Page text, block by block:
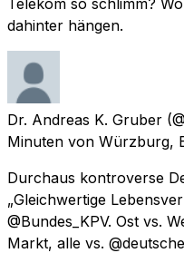
dahinter hängen.
Dr. Andreas K. Gruber
Minuten von Würzburg,
Durchaus kontroverse
„Gleichwertige
@Bundes_KPV. Ost vs.
Markt, alle vs.